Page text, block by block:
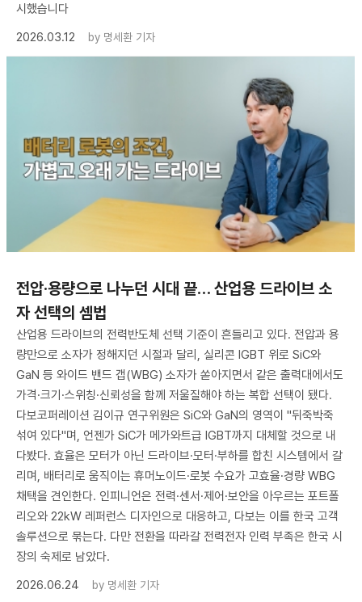
시했습니다
2026.03.12
by 명세환 기자
전압·용량으로 나누던 시대 끝… 산업용 드라이브 소
자 선택의 셈법
산업용 드라이브의 전력반도체 선택 기준이 흔들리고 있다. 전압과 용
량만으로 소자가 정해지던 시절과 달리, 실리콘 IGBT 위로 SiC와
GaN 등 와이드 밴드 갭(WBG) 소자가 쏟아지면서 같은 출력대에서도
가격·크기·스위칭·신뢰성을 함께 저울질해야 하는 복합 선택이 됐다.
다보코퍼레이션 김이규 연구위원은 SiC와 GaN의 영역이 "뒤죽박죽
섞여 있다"며, 언젠가 SiC가 메가와트급 IGBT까지 대체할 것으로 내
다봤다. 효율은 모터가 아닌 드라이브·모터·부하를 합친 시스템에서 갈
리며, 배터리로 움직이는 휴머노이드·로봇 수요가 고효율·경량 WBG
채택을 견인한다. 인피니언은 전력·센서·제어·보안을 아우르는 포트폴
리오와 22kW 레퍼런스 디자인으로 대응하고, 다보는 이를 한국 고객
솔루션으로 묶는다. 다만 전환을 따라갈 전력전자 인력 부족은 한국 시
장의 숙제로 남았다.
2026.06.24
by 명세환 기자